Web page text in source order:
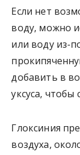
Если нет
воду, можно
или воду из-
добавить в
уксуса, чтобы
Глоксиния
воздуха,